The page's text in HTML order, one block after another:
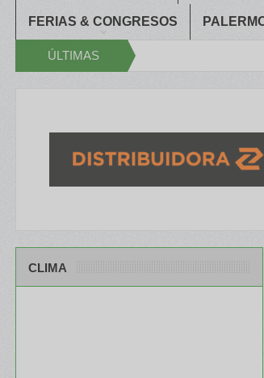
FERIAS & CONGRESOS
ÚLTIMAS
CLIMA